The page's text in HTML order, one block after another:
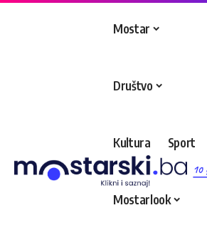
10
Mostar
Društvo
Kultura Sport
Mostarlook